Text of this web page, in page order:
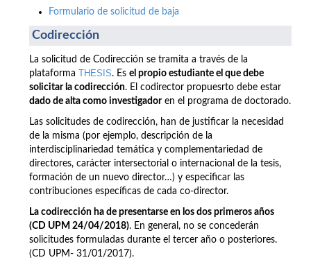
Formulario de solicitud de baja
Codirección
La solicitud de Codirección se tramita a través de la
plataforma THESIS. Es el propio estudiante el que debe
solicitar la codirección. El codirector propuesrto debe estar
dado de alta como investigadoren el programa de doctorado.
Las solicitudes de codirección, han de justificar la necesidad
de la misma (por ejemplo, descripción de la
interdisciplinariedad temática y complementariedad de
directores, carácter intersectorial o internacional de la tesis,
formación de un nuevo director…) y especificar las
contribuciones específicas de cada co-director.
La codirección ha de presentarse en los dos primeros años
(CD UPM 24/04/2018). En general, no se concederán
solicitudes formuladas durante el tercer año o posteriores.
(CD UPM- 31/01/2017).